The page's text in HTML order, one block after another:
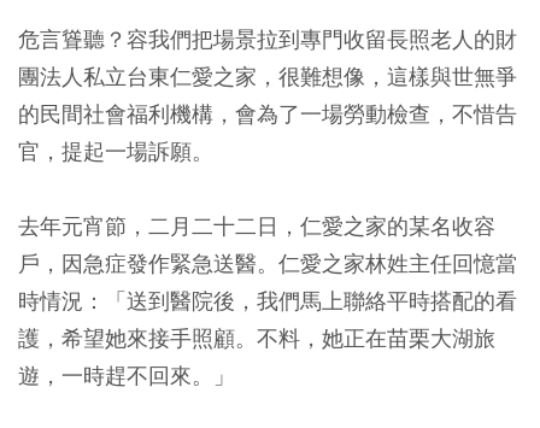
危言聳聽？容我們把場景拉到專門收留長照老人的財
團法人私立台東仁愛之家，很難想像，這樣與世無爭
的民間社會福利機構，會為了一場勞動檢查，不惜告
官，提起一場訴願。
去年元宵節，二月二十二日，仁愛之家的某名收容
戶，因急症發作緊急送醫。仁愛之家林姓主任回憶當
時情況：「送到醫院後，我們馬上聯絡平時搭配的看
護，希望她來接手照顧。不料，她正在苗栗大湖旅
遊，一時趕不回來。」